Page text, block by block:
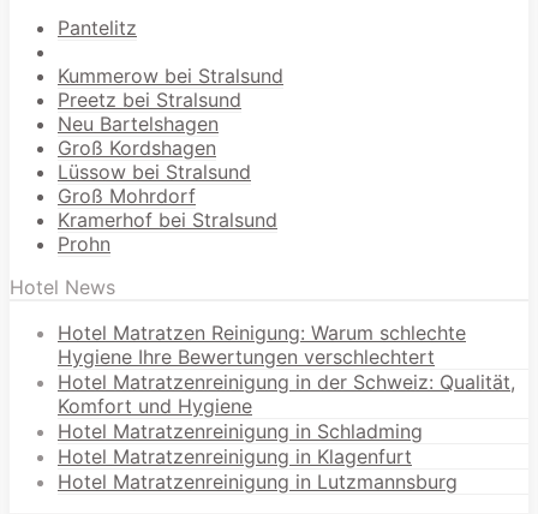
Pantelitz
Kummerow bei Stralsund
Preetz bei Stralsund
Neu Bartelshagen
Groß Kordshagen
Lüssow bei Stralsund
Groß Mohrdorf
Kramerhof bei Stralsund
Prohn
Hotel News
Hotel Matratzen Reinigung: Warum schlechte
Hygiene Ihre Bewertungen verschlechtert
Hotel Matratzenreinigung in der Schweiz: Qualität,
Komfort und Hygiene
Hotel Matratzenreinigung in Schladming
Hotel Matratzenreinigung in Klagenfurt
Hotel Matratzenreinigung in Lutzmannsburg